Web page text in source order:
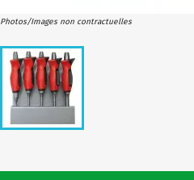
Photos/Images non contractuelles